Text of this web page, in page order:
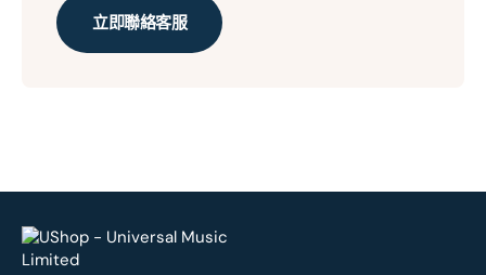
立即聯絡客服